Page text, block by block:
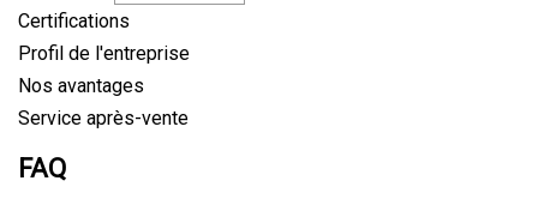
Certifications
Profil de l'entreprise
Nos avantages
Service après-vente
FAQ